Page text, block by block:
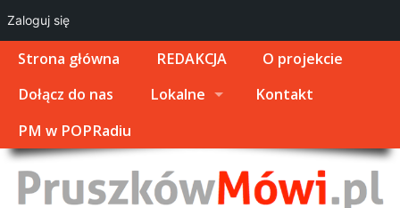
Strona główna REDAKCJA
O projekcie
Dołącz do nas
Lokalne
Kontakt
PM w POPRadiu
Zaloguj się